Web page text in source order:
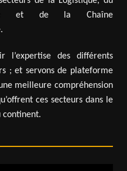
et de la Chaîne
l’expertise des différents
; et servons de plateforme
meilleure compréhension
ces secteurs dans le
continent.